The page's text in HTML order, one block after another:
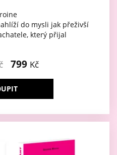
do mysli jak přeživší
který přijal
799 Kč